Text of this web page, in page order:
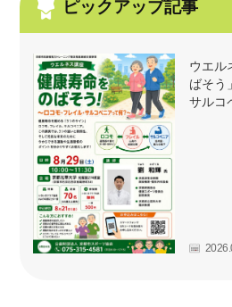
ピックアップ記事
ウエル
ばそう
サルコ